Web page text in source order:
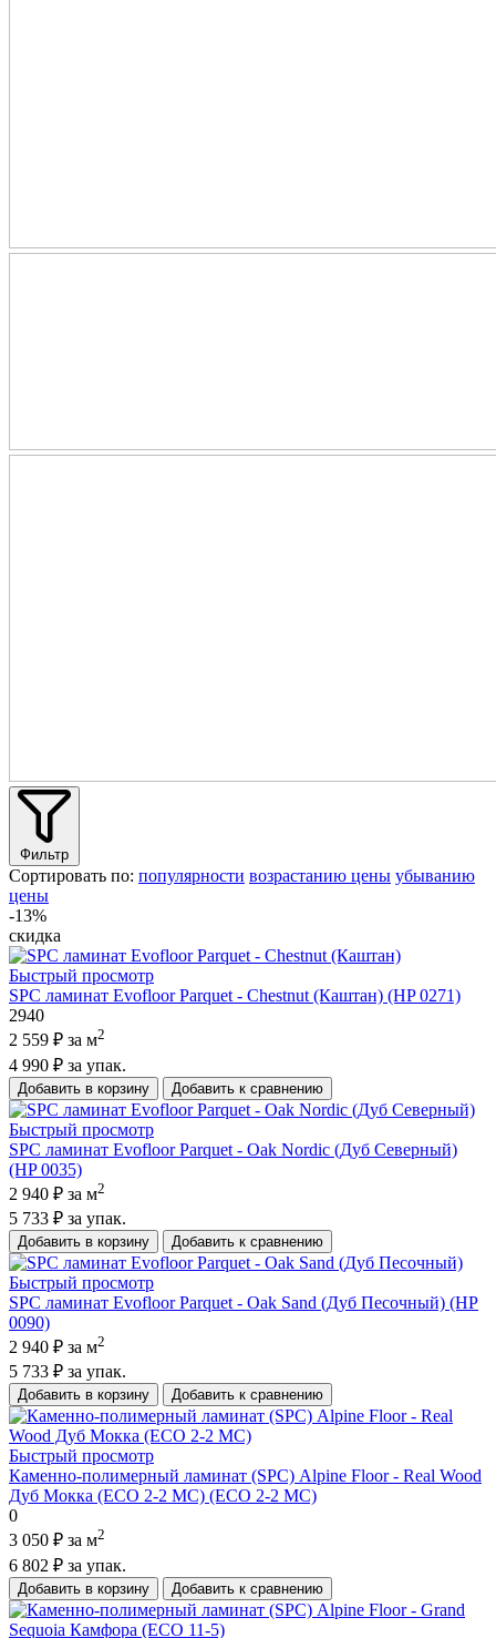
Фильтр
Сортировать по: популярности возрастанию цены убыванию
цены
-13%
скидка
Быстрый просмотр
SPC ламинат Evofloor Parquet - Chestnut (Каштан) (HP 0271)
2940
2 559 ₽ за м2
4 990 ₽ за упак.
Добавить в корзину Добавить к сравнению
Быстрый просмотр
SPC ламинат Evofloor Parquet - Oak Nordic (Дуб Северный)
(HP 0035)
2 940 ₽ за м2
5 733 ₽ за упак.
Добавить в корзину Добавить к сравнению
Быстрый просмотр
SPC ламинат Evofloor Parquet - Oak Sand (Дуб Песочный) (HP
0090)
2 940 ₽ за м2
5 733 ₽ за упак.
Добавить в корзину Добавить к сравнению
Быстрый просмотр
Каменно-полимерный ламинат (SPC) Alpine Floor - Real Wood
Дуб Мокка (ECO 2-2 MC) (ECO 2-2 MC)
0
3 050 ₽ за м2
6 802 ₽ за упак.
Добавить в корзину Добавить к сравнению